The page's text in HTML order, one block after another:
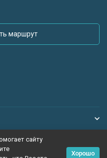
маршрут
сайту
Хорошо